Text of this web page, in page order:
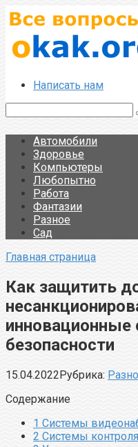
Перейти
к
контенту
Написать нам
Автомобили
Здоровье
Компьютеры
Любопытно
Работа
Фантазии
Разное
Сад
Главная страница
Как защитить
инновационные
безопасности
15.04.2022Рубрика:
Содержание
1 Системы
2 Системы